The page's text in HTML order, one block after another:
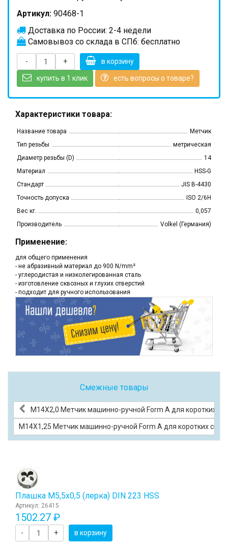
Артикул: 90468-1
Доставка по России: 2-4 недели
Самовывоз со склада в СПб: бесплатно
- + в корзину
купить в 1 клик есть вопросы о товаре?
Характеристики товара:
Название товара
Метчик
Тип резьбы
метрическая
Диаметр резьбы (D)
14
Материал
HSS-G
Стандарт
JIS B-4430
Точность допуска
ISO 2/6H
Вес кг.
0,057
Производитель
Volkel (Германия)
Применение:
для общего применения
- не абразивный материал до 900 N/mm²
- углеродистая и низколегированная сталь
- изготовление сквозных и глухих отверстий
- подходит для ручного использования
Смежные товары
М14Х2,0 Метчик машинно-ручной Form A для коротких
М14Х1,25 Метчик машинно-ручной Form A для коротких
Плашка М5,5x0,5 (лерка) DIN 223 HSS
Артикул: 26415
1502.27 ₽
- + в корзину